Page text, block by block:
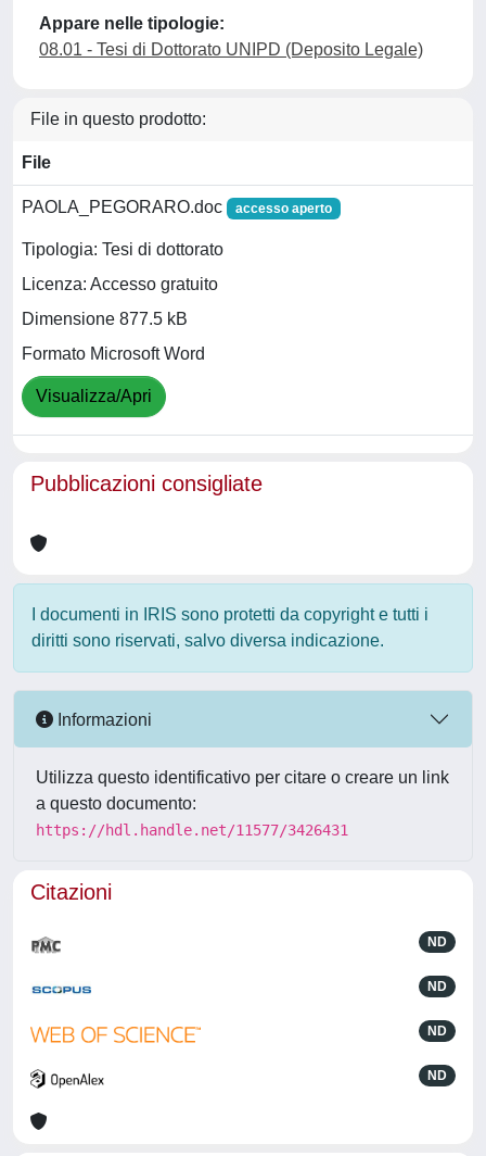
Appare nelle tipologie:
08.01 - Tesi di Dottorato UNIPD (Deposito Legale)
File in questo prodotto:
File
PAOLA_PEGORARO.doc accesso aperto
Tipologia: Tesi di dottorato
Licenza: Accesso gratuito
Dimensione 877.5 kB
Formato Microsoft Word
Visualizza/Apri
Pubblicazioni consigliate
I documenti in IRIS sono protetti da copyright e tutti i
diritti sono riservati, salvo diversa indicazione.
Informazioni
Utilizza questo identificativo per citare o creare un link
a questo documento:
https://hdl.handle.net/11577/3426431
Citazioni
ND
ND
ND
ND